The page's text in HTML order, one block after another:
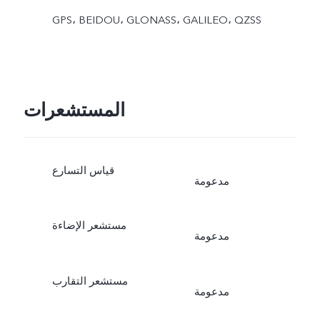
GPS، BEIDOU، GLONASS، GALILEO، QZSS
المستشعرات
قياس التسارع
مدعومة
مستشعر الإضاءة
مدعومة
مستشعر التقارب
مدعومة